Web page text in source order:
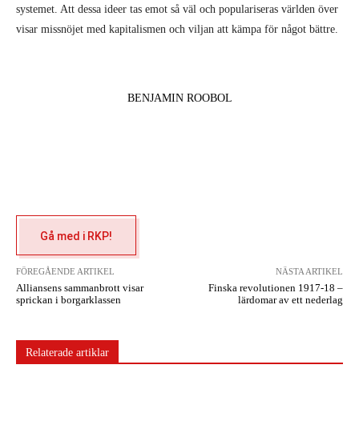
systemet. Att dessa ideer tas emot så väl och populariseras världen över
visar missnöjet med kapitalismen och viljan att kämpa för något bättre.
BENJAMIN ROOBOL
Gå med i RKP!
FÖREGÅENDE ARTIKEL
Alliansens sammanbrott visar
sprickan i borgarklassen
NÄSTA ARTIKEL
Finska revolutionen 1917-18 –
lärdomar av ett nederlag
Relaterade artiklar